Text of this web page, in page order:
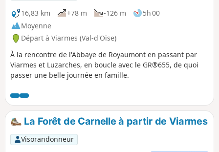
16,83 km
+78 m -126 m
5h 00
Moyenne
Départ à Viarmes (Val-d'Oise)
À la rencontre de l'Abbaye de Royaumont en passant par
Viarmes et Luzarches, en boucle avec le GR®655, de quoi
passer une belle journée en famille.
La Forêt de Carnelle à partir de Viarmes
Visorandonneur